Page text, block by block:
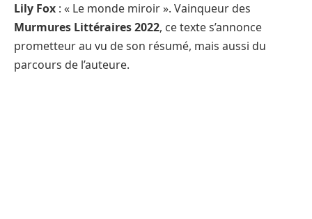
Lily Fox : « Le monde miroir ». Vainqueur des
Murmures Littéraires 2022, ce texte s’annonce
prometteur au vu de son résumé, mais aussi du
parcours de l’auteure.